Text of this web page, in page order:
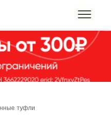
туфли